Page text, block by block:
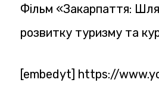
Фільм «Закарпаття:
розвитку туризму та
[embedyt] https://